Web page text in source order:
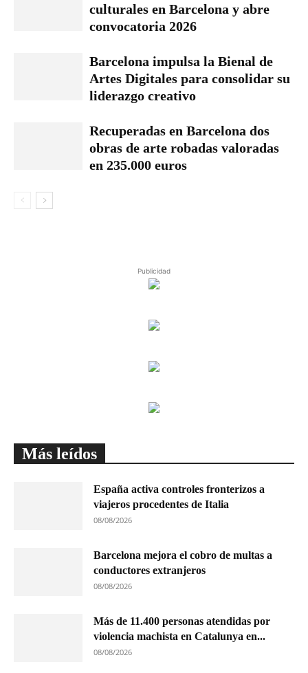
culturales en Barcelona y abre
convocatoria 2026
Barcelona impulsa la Bienal de
Artes Digitales para consolidar su
liderazgo creativo
Recuperadas en Barcelona dos
obras de arte robadas valoradas
en 235.000 euros
Publicidad
Más leídos
España activa controles fronterizos a
viajeros procedentes de Italia
08/08/2026
Barcelona mejora el cobro de multas a
conductores extranjeros
08/08/2026
Más de 11.400 personas atendidas por
violencia machista en Catalunya en...
08/08/2026